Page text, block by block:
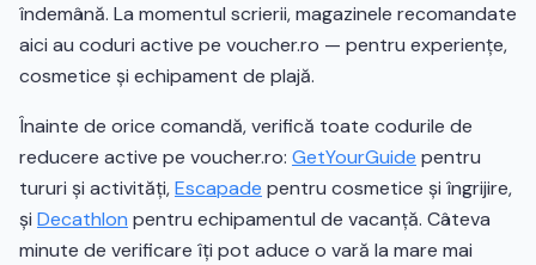
îndemână. La momentul scrierii, magazinele recomandate
aici au coduri active pe voucher.ro — pentru experiențe,
cosmetice și echipament de plajă.
Înainte de orice comandă, verifică toate codurile de
reducere active pe voucher.ro: GetYourGuide pentru
tururi și activități,Escapade pentru cosmetice și îngrijire,
și Decathlon pentru echipamentul de vacanță. Câteva
minute de verificare îți pot aduce o vară la mare mai